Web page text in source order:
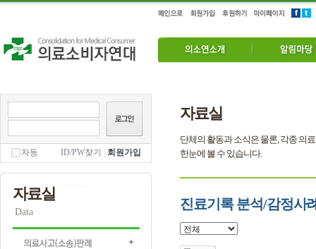
자동 ID/PW찾기 회원가입
자료실
Data
자료실
단체의 활동과 소식은 물론, 각종 의
한눈에 볼 수 있습니다.
진료기록 분석/감정사